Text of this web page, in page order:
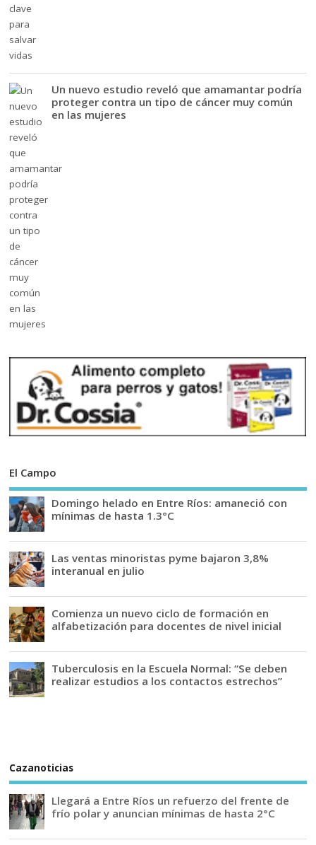
Un nuevo estudio reveló que amamantar podría
proteger contra un tipo de cáncer muy común
en las mujeres
El Campo
Domingo helado en Entre Ríos: amaneció con
mínimas de hasta 1.3°C
Las ventas minoristas pyme bajaron 3,8%
interanual en julio
Comienza un nuevo ciclo de formación en
alfabetización para docentes de nivel inicial
Tuberculosis en la Escuela Normal: “Se deben
realizar estudios a los contactos estrechos”
Cazanoticias
Llegará a Entre Ríos un refuerzo del frente de
frío polar y anuncian mínimas de hasta 2°C